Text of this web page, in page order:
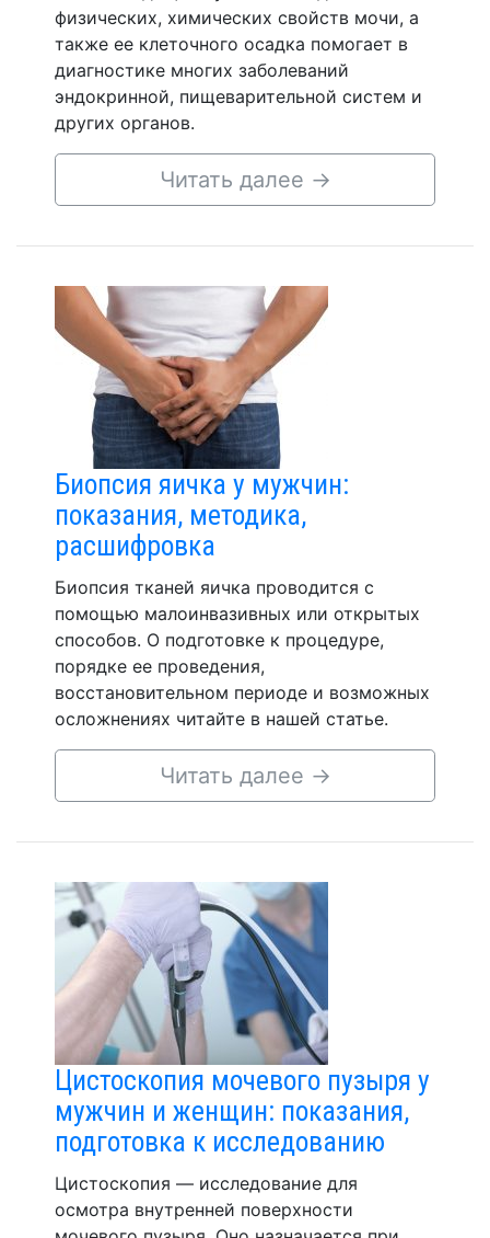
физических, химических свойств мочи, а
также ее клеточного осадка помогает в
диагностике многих заболеваний
эндокринной, пищеварительной систем и
других органов.
Читать далее →
Биопсия яичка у мужчин:
показания, методика,
расшифровка
Биопсия тканей яичка проводится с
помощью малоинвазивных или открытых
способов. О подготовке к процедуре,
порядке ее проведения,
восстановительном периоде и возможных
осложнениях читайте в нашей статье.
Читать далее →
Цистоскопия мочевого пузыря у
мужчин и женщин: показания,
подготовка к исследованию
Цистоскопия — исследование для
осмотра внутренней поверхности